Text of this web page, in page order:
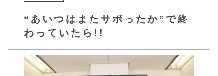
“あいつはまたサボったか”で終
わっていたら!!